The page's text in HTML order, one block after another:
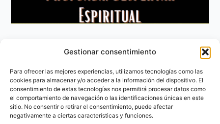
Gestionar consentimiento
Para ofrecer las mejores experiencias, utilizamos tecnologías como las
cookies para almacenar y/o acceder a la información del dispositivo. El
consentimiento de estas tecnologías nos permitirá procesar datos como
el comportamiento de navegación o las identificaciones únicas en este
sitio. No consentir o retirar el consentimiento, puede afectar
negativamente a ciertas características y funciones.
Aviso Legal
Política de privacidad
Política de Cookies
Contacto